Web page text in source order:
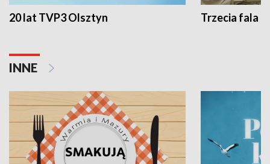
20 lat TVP3 Olsztyn Trzecia fala -
INNE